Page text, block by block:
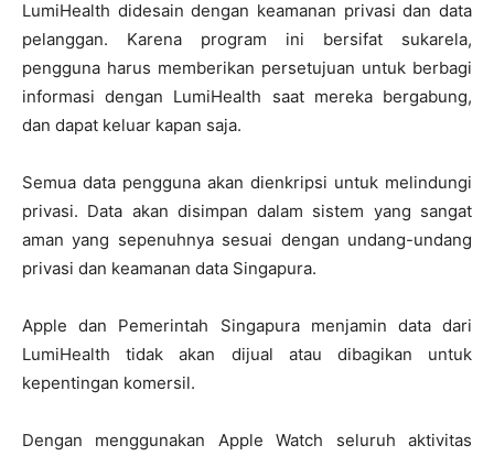
LumiHealth didesain dengan keamanan privasi dan data
pelanggan. Karena program ini bersifat sukarela,
pengguna harus memberikan persetujuan untuk berbagi
informasi dengan LumiHealth saat mereka bergabung,
dan dapat keluar kapan saja.
Semua data pengguna akan dienkripsi untuk melindungi
privasi. Data akan disimpan dalam sistem yang sangat
aman yang sepenuhnya sesuai dengan undang-undang
privasi dan keamanan data Singapura.
Apple dan Pemerintah Singapura menjamin data dari
LumiHealth tidak akan dijual atau dibagikan untuk
kepentingan komersil.
Dengan menggunakan Apple Watch seluruh aktivitas